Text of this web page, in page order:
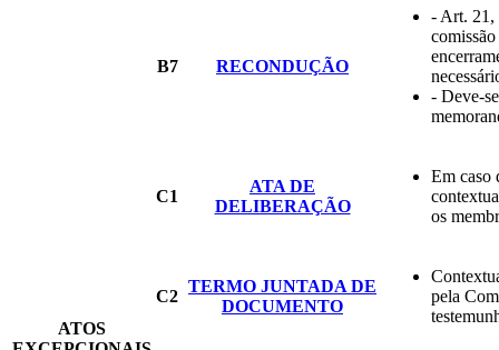
B7 RECONDUÇÃO
- Art. 21,
- Deve-
ATOS
C1
ATA DE
DELIBERAÇÃO
Em caso
os
C2
TERMO JUNTADA DE
DOCUMENTO
pela